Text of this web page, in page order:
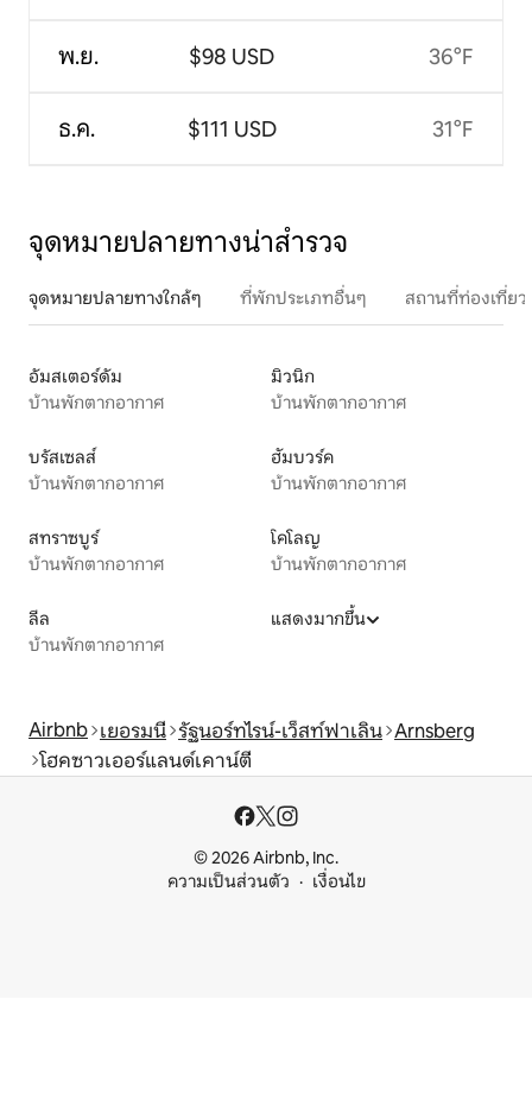
พ.ย.
ธ.ค.
$98 USD
$111 USD
36°F
31°F
จุดหมายปลายทางน่าสำรวจ
จุดหมายปลายทางใกล้ๆ ที่พักประเภทอื่นๆ สถานที่ท่องเที่ย
อัมสเตอร์ดัม
บ้านพักตากอากาศ
มิวนิก
บ้านพักตากอากาศ
บรัสเซลส์
บ้านพักตากอากาศ
ฮัมบวร์ค
บ้านพักตากอากาศ
สทราซบูร์
บ้านพักตากอากาศ
โคโลญ
บ้านพักตากอากาศ
ลีล
บ้านพักตากอากาศ
แสดงมากขึ้น
Airbnb เยอรมนี รัฐนอร์ทไรน์-เว็สท์ฟาเลิน Arnsberg
โฮคซาวเออร์แลนด์เคาน์ตี
© 2026 Airbnb, Inc.
ความเป็นส่วนตัว
เงื่อนไข